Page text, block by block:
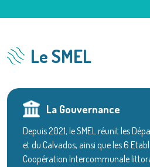
Le SMEL
La Gouvernance
Depuis 2021, le SMEL réunit les
et du Calvados, ainsi que les 6
Coopération Intercommunale